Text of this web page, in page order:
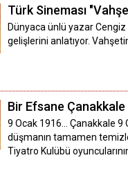
Türk Sineması
Dünyaca ünlü yazar
gelişlerini anlatıyor.
Bir Efsane Çanakkale
9 Ocak 1916... Çanakkale
düşmanın tamamen
Tiyatro Kulübü